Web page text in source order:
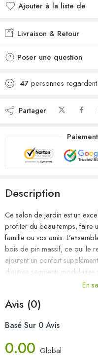
Ajouter à la liste de
Ajouté à la liste de
Livraison & Retour
Poser une question
47 personnes
Partager
Description
Ce salon de jardin est un
profiter du beau temps, faire
famille ou vos amis.
bois de pin massif, ce qui le
ajoutent un confort
d’autres segments
de salon de jardin !
avec une housse imperméable.
Couleur : gris
Matériau : bois de pin
En
Avis (0)
Basé Sur 0 Avis
0.00 Global